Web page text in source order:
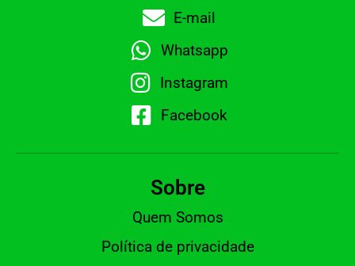
E-mail
Whatsapp
Instagram
Facebook
Sobre
Quem Somos
Política de privacidade